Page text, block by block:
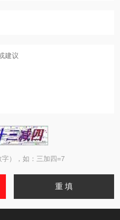
），如：三加四=7